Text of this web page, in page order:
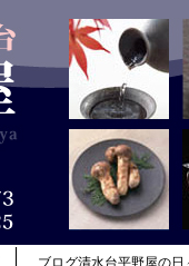
ブログ清水台平野屋の日